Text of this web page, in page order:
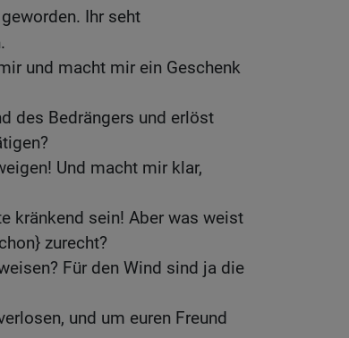
geworden. Ihr seht
und macht mir ein Geschenk
des Bedrängers und erlöst
Und macht mir klar,
kränkend sein! Aber was weist
zurecht?
Für den Wind sind ja die
und um euren Freund